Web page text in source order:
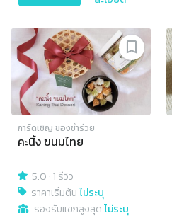
การ์ดเชิญ​ ของชำร่วย
คะนิ้ง ขนมไทย
5.0 ·1 รีวิว
ราคาเริ่มต้นไม่ระบุ
รองรับแขกสูงสุดไม่ระบุ